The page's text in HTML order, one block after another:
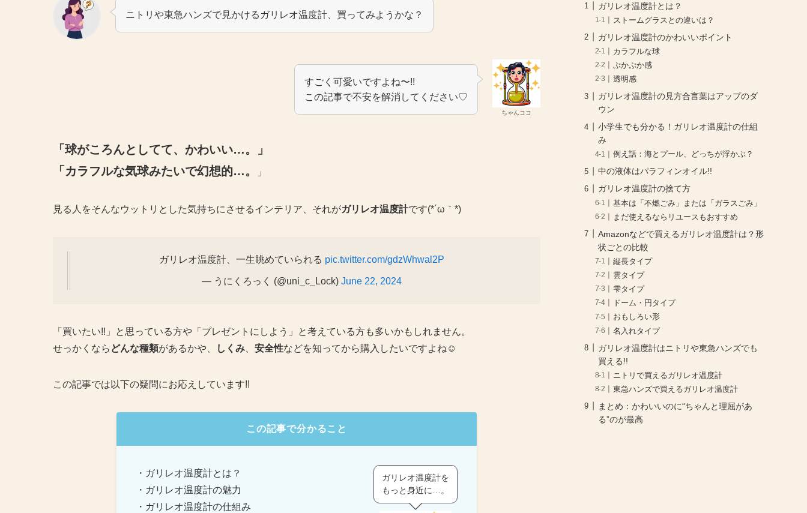
ニトリや東急ハンズで見かけるガリレオ温度計、買ってみようかな？
ちゃんココ
すごく可愛いですよね〜!!
この記事で不安を解消してください♡
「球がころんとしてて、かわいい…。」
「カラフルな気球みたいで幻想的…。
」
見る人をそんなウットリとした気持ちにさせるインテリア、それがガリレオ温度計です(*´ω｀*)
ガリレオ温度計、一生眺めていられる pic.twitter.com/gdzWhwal2P
— うにくろっく (@uni_c_Lock) June 22, 2024
「買いたい!!」と思っている方や「プレゼントにしよう」と考えている方も多いかもしれません。
せっかくなら どんな種類があるかや、 しくみ、 安全性などを知ってから購入したいですよね☺️
この記事では以下の疑問にお応えしています!!
この記事で分かること
・ガリレオ温度計とは？
・ガリレオ温度計の魅力
・ガリレオ温度計の仕組み
ガリレオ温度計を
もっと身近に…。
ガリレオ温度計とは？
ストームグラスとの違いは？
ガリレオ温度計のかわいいポイント
カラフルな球
ぷかぷか感
透明感
ガリレオ温度計の見方合言葉はアップのダ
ウン
小学生でも分かる！ガリレオ温度計の仕組
み
例え話：海とプール、どっちが浮かぶ？
中の液体はパラフィンオイル!!
ガリレオ温度計の捨て方
基本は「不燃ごみ」または「ガラスごみ」
まだ使えるならリユースもおすすめ
Amazonなどで買えるガリレオ温度計は？形
状ごとの比較
縦長タイプ
雲タイプ
雫タイプ
ドーム・円タイプ
おもしろい形
名入れタイプ
ガリレオ温度計はニトリや東急ハンズでも
買える!!
ニトリで買えるガリレオ温度計
東急ハンズで買えるガリレオ温度計
まとめ：かわいいのに“ちゃんと理屈があ
る”のが最高